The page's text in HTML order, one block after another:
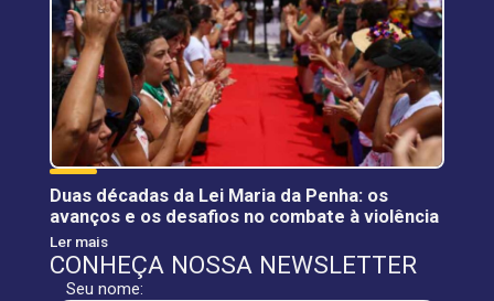
Duas décadas da Lei Maria da Penha: os
avanços e os desafios no combate à violência
Ler mais
CONHEÇA NOSSA NEWSLETTER
Seu nome: